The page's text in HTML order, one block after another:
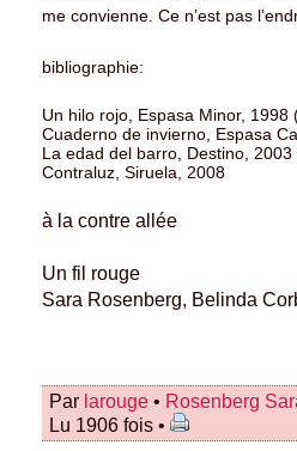
me convienne. Ce n’est pas
bibliographie:
Un hilo rojo, Espasa Minor,
Cuaderno de invierno, Espasa
La edad del barro, Destino, 2003
Contraluz, Siruela, 2008
à la contre allée
Un fil rouge
Sara Rosenberg, Belinda
Par larouge • Rosenberg
Lu 1906 fois •